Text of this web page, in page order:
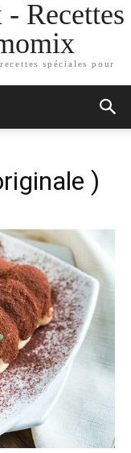
Recettes
spéciales pour
)